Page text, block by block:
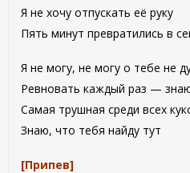
Я не хочу отпускать её руку
Пять минут превратились в
Я не могу, не могу о тебе не
Ревновать каждый раз —
Самая трушная среди всех
Знаю, что тебя найду тут
[Припев]